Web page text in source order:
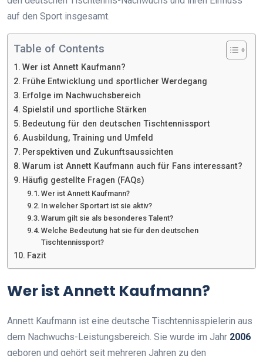
auf den Sport insgesamt.
Table of Contents
Wer ist Annett Kaufmann?
Frühe Entwicklung und sportlicher Werdegang
Erfolge im Nachwuchsbereich
Spielstil und sportliche Stärken
Bedeutung für den deutschen Tischtennissport
Ausbildung, Training und Umfeld
Perspektiven und Zukunftsaussichten
Warum ist Annett Kaufmann auch für Fans interessant?
Häufig gestellte Fragen (FAQs)
Wer ist Annett Kaufmann?
In welcher Sportart ist sie aktiv?
Warum gilt sie als besonderes Talent?
Welche Bedeutung hat sie für den deutschen
Tischtennissport?
Fazit
Wer ist Annett Kaufmann?
Annett Kaufmann ist eine deutsche Tischtennisspielerin aus
dem Nachwuchs-Leistungsbereich. Sie wurde im Jahr 2006
geboren und gehört seit mehreren Jahren zu den